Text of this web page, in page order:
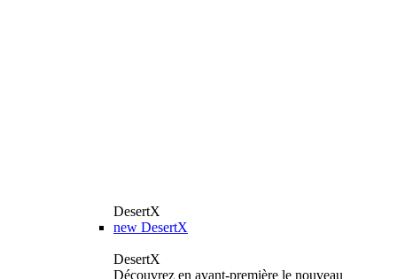
DesertX
new DesertX
DesertX
Découvrez en avant-première le nouveau